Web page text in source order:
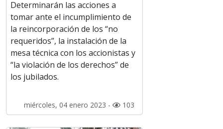
Determinarán las acciones a
tomar ante el incumplimiento de
la reincorporación de los “no
requeridos”, la instalación de la
mesa técnica con los accionistas y
“la violación de los derechos” de
los jubilados.
miércoles, 04 enero 2023 - 103